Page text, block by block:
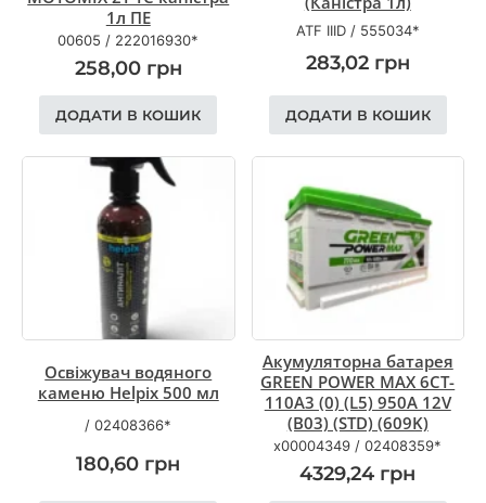
1л ПЕ
00605 / 222016930*
258,00 грн
ДОДАТИ В КОШИК
ATF IІID/ 555034*
283,02 грн
ДОДАТИ В КОШИК
Освіжувач водяного
каменю Helpix 500 мл
/02408366*
180,60 грн
Акумуляторна батарея
GREEN POWER MAX 6CT-
110A3 (0) (L5) 950A 12V
(B03) (STD) (609K)
x00004349 /02408359*
4329,24 грн